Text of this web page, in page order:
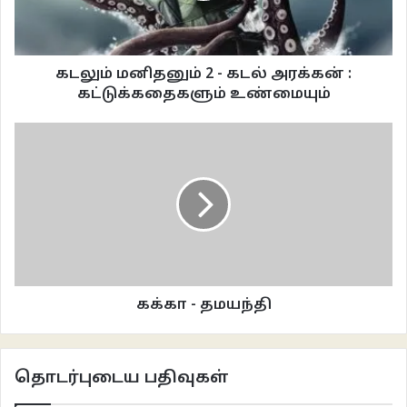
பெல்ட் போட்டு கட்டிவிட்டாரு. அப்புறம் ஒரு சைக்கிள் வச்சிருக்கேன். கொஞ்ச
வருஷத்துக்கு முன்ன வரை நான் ரஞ்சியை வச்சி ஓட்டிட்டு வருவேன்.
போய் பையை பின்னாடி வச்சி தள்ளிட்டே வந்திடறேன்.
பாத்து ரசிக்கும். நல்லா சமைச்சி குடுக்கும். அவங்க சாப்பாட்டுல எந்தக்
கொறையும் இருக்காது. புள்ளைங்களும் வெளியாளு தெரியாம அமைதியா
நல்லதனமா வளர்ந்திச்சிங்க. ரஞ்சிக்கு புள்ளைங்க பெருமைதான் எப்பவும்.
ப்ரொபசரா இருந்த அவ தம்பிக்கே கட்டிக் குடுத்தோம். வாராவாரம் மத்தியான
வந்திடுவோம். அடுத்த மகனை நல்லாத்தான் படிக்க வச்சோம். படிச்சி முடிச்சதும்
சென்னையில் மத்திய அரசு வேலைக்குப் போயிட்டான். வெளியூரிலேயே படிச்ச
கடலும் மனிதனும் 2 - கடல் அரக்கன் :
கட்டுக்கதைகளும் உண்மையும்
கக்கா - தமயந்தி
தொடர்புடைய பதிவுகள்